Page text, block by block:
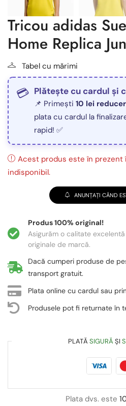
Tricou adidas
Home Replica
Tabel cu mărimi
Plătește cu cardul și
📌 Primești 10 lei
plata cu cardul la
rapid! ✅
Acest produs este în prezent
indisponibil.
ANUNȚAȚI CÂND
Produs 100% original!
Asigurăm o calitate
originale de marcă.
Dacă cumperi produse de
transport gratuit.
Plata online cu cardul sau
Produsele pot fi returnate în
PLATĂ SIGURĂ ȘI
Plata dvs. este